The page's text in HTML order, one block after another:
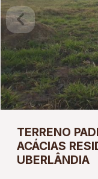
TERRENO
ACÁCIAS
UBERLÂNDIA